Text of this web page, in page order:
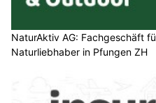
NaturAktiv AG: Fachgeschäft
Naturliebhaber in Pfungen ZH